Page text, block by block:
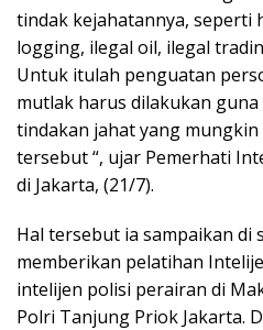
tindak kejahatannya, seperti
logging, ilegal oil, ilegal
Untuk itulah penguatan
mutlak harus dilakukan
tindakan jahat yang
tersebut “, ujar Pemerhati
di Jakarta, (21/7).
Hal tersebut ia sampaikan di
memberikan pelatihan
intelijen polisi perairan di
Polri Tanjung Priok Jakarta.